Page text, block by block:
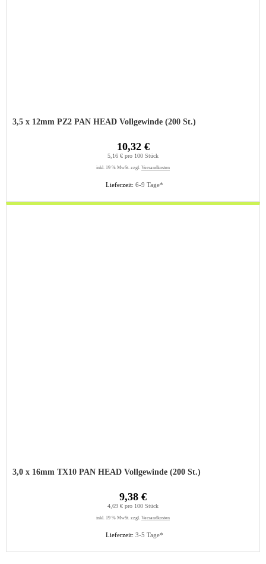
3,5 x 12mm PZ2 PAN HEAD Vollgewinde (200 St.)
Lieferzeit: 6-9 Tage*
10,32 €
5,16 € pro 100 Stück
inkl. 19 % MwSt. zzgl. Versandkosten
3,0 x 16mm TX10 PAN HEAD Vollgewinde (200 St.)
Lieferzeit: 3-5 Tage*
9,38 €
4,69 € pro 100 Stück
inkl. 19 % MwSt. zzgl. Versandkosten